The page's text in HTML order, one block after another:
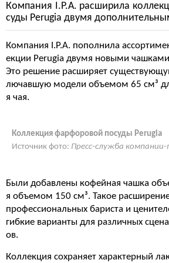
Компания I.P.A. расширила
суды Perugia двумя
Компания I.P.A. пополнила
екции Perugia двумя новыми
Это решение расширяет
лючавшую модели объемом 65 см³
я чая.
Коллекция фарфоровой посуды Perugia
Источник фото: Пресс-служба
Были добавлены кофейная чашка
я объемом 150 см³. Такое
профессиональных бариста и
гибкие варианты для различных
ов.
Коллекция сохраняет характерный